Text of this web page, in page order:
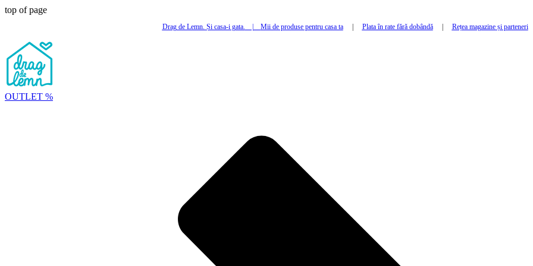
top of page
Drag de Lemn. Și casa-i gata. Mii de produse pentru casa ta| Plata în rate fără dobândă| Rețea magazine și parteneri
OUTLET %